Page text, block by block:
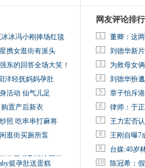
冰冰冯小刚捧场红毯
携女逛街有派头
东的回答全场大笑！
洋轻抚妈妈孕肚
活动 仙气儿足
置产后新衣
照 吃串串打麻将
逛街买厕所泵
体要求删掉这照片
挺孕肚送蛋糕
网友评论排行
1 董卿：这
2 刘德华新
3 为救母女
4 刘德华扮
5 章子怡斥
6 律师：于
7 王力宏否
8 王刚自曝7
9 台媒:40岁
10 陈冠希：